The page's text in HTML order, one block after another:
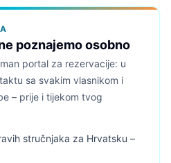
poznajemo osobno
portal za rezervacije: u
sa svakim vlasnikom i
– prije i tijekom tvog
stručnjaka za Hrvatsku –